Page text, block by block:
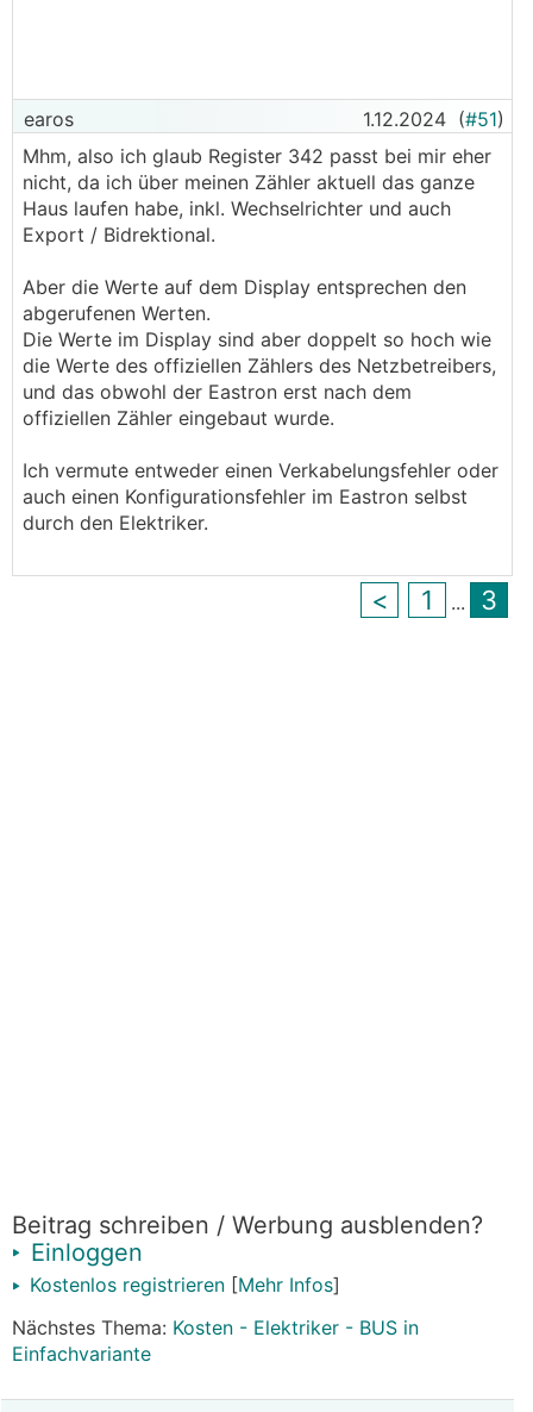
earos 1.12.2024 (#51)
Mhm, also ich glaub Register 342 passt bei mir eher
nicht, da ich über meinen Zähler aktuell das ganze
Haus laufen habe, inkl. Wechselrichter und auch
Export / Bidrektional.
Aber die Werte auf dem Display entsprechen den
abgerufenen Werten.
Die Werte im Display sind aber doppelt so hoch wie
die Werte des offiziellen Zählers des Netzbetreibers,
und das obwohl der Eastron erst nach dem
offiziellen Zähler eingebaut wurde.
Ich vermute entweder einen Verkabelungsfehler oder
auch einen Konfigurationsfehler im Eastron selbst
durch den Elektriker.
< 1 ... 3
Beitrag schreiben / Werbung ausblenden?
Einloggen
Kostenlos registrieren [Mehr Infos]
Nächstes Thema: Kosten - Elektriker - BUS in
Einfachvariante